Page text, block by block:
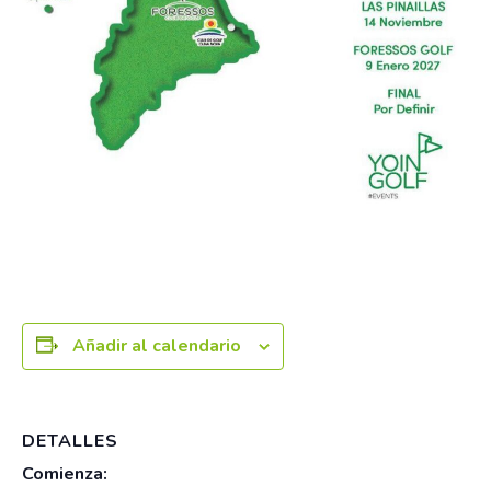
Añadir al calendario
DETALLES
Comienza: